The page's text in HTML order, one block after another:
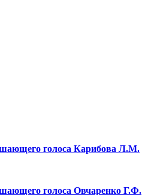
голоса Карибова Л.М.
голоса Овчаренко Г.Ф.